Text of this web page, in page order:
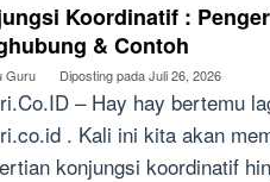
Koordinatif :
& Contoh
Guru Diposting padaJuli 26, 2026
– Hay hay bertemu
. Kali ini kita akan
konjungsi koordinatif